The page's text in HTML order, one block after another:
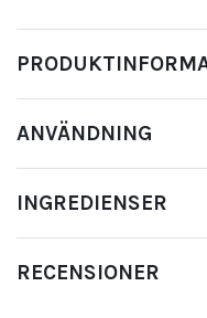
ANVÄNDNING
INGREDIENSER
RECENSIONER